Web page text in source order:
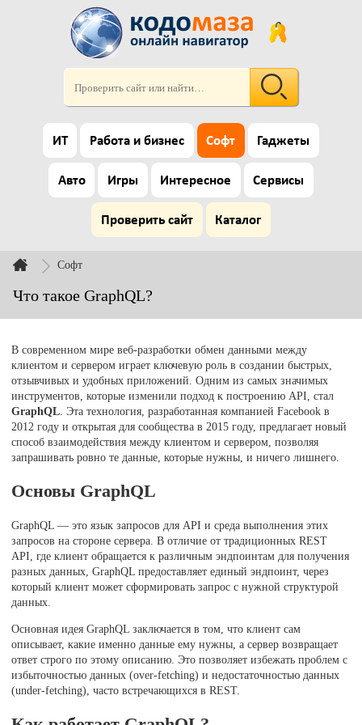
ИТ Работа и бизнес Софт Гаджеты
Авто Игры Интересное Сервисы
Проверить сайт Каталог
Софт
Что такое GraphQL?
В современном мире веб-разработки обмен данными между
клиентом и сервером играет ключевую роль в создании быстрых,
отзывчивых и удобных приложений. Одним из самых значимых
инструментов, которые изменили подход к построению API, стал
GraphQL . Эта технология, разработанная компанией Facebook в
2012 году и открытая для сообщества в 2015 году, предлагает новый
способ взаимодействия между клиентом и сервером, позволяя
запрашивать ровно те данные, которые нужны, и ничего лишнего.
Основы GraphQL
GraphQL — это язык запросов для API и среда выполнения этих
запросов на стороне сервера. В отличие от традиционных REST
API, где клиент обращается к различным эндпоинтам для получения
разных данных, GraphQL предоставляет единый эндпоинт, через
который клиент может сформировать запрос с нужной структурой
данных.
Основная идея GraphQL заключается в том, что клиент сам
описывает, какие именно данные ему нужны, а сервер возвращает
ответ строго по этому описанию. Это позволяет избежать проблем с
избыточностью данных (over-fetching) и недостаточностью данных
(under-fetching), часто встречающихся в REST.